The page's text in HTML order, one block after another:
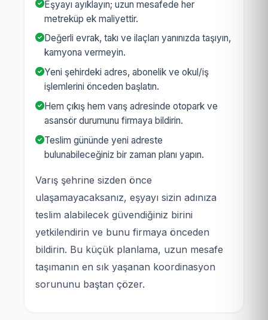
Eşyayı ayıklayın; uzun mesafede her
metreküp ek maliyettir.
Değerli evrak, takı ve ilaçları yanınızda taşıyın,
kamyona vermeyin.
Yeni şehirdeki adres, abonelik ve okul/iş
işlemlerini önceden başlatın.
Hem çıkış hem varış adresinde otopark ve
asansör durumunu firmaya bildirin.
Teslim gününde yeni adreste
bulunabileceğiniz bir zaman planı yapın.
Varış şehrine sizden önce
ulaşamayacaksanız, eşyayı sizin adınıza
teslim alabilecek güvendiğiniz birini
yetkilendirin ve bunu firmaya önceden
bildirin. Bu küçük planlama, uzun mesafe
taşımanın en sık yaşanan koordinasyon
sorununu baştan çözer.